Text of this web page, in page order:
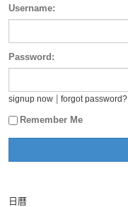
Username:
Password:
signup now forgot password?
Remember Me
日曆